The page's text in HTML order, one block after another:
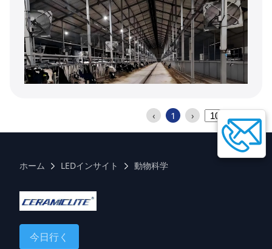
‹ 1 ›
ホーム LEDインサイト 動物科学
今日行く